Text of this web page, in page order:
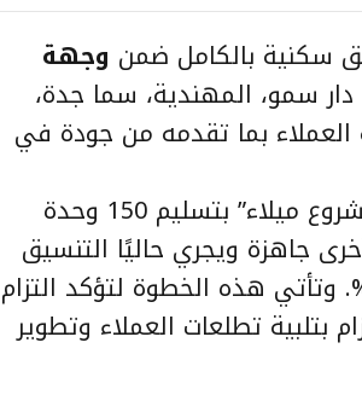
سكنية بالكامل ضمن وجهة
سمو، المهندية، سما جدة،
بما تقدمه من جودة في
وأعلنت الشركة بدء تسكين المنطقة الخامسة “مشروع ميلاء” بتسليم 150 وحدة
إلى 150 وحدة سكنية أخرى جاهزة ويجري حاليًا التنسيق
إذ بلغت نسبة إنجاز البنية الفوقية 93%. وتأتي هذه الخطوة لتؤكد التزام
بتلبية تطلعات العملاء وتطوير